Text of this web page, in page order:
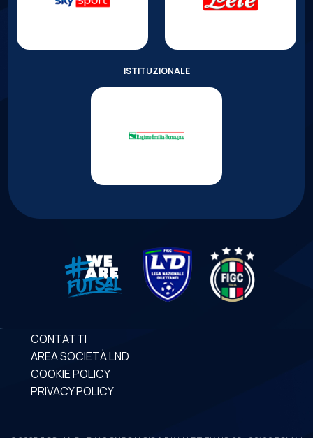
ISTITUZIONALE
CONTATTI
AREA SOCIETÀ LND
COOKIE POLICY
PRIVACY POLICY